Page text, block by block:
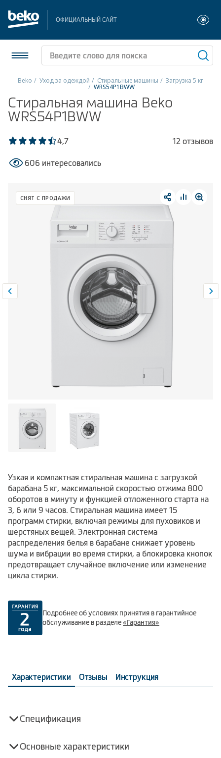
ОФИЦИАЛЬНЫЙ САЙТ
Холодильники и морозильники
Стиральные и сушильные машины
Посудомоечные машины
Плиты
Малая бытовая техника
Климатическая техника
Beko Уход за одеждой Стиральные машины Загрузка 5 кг
WRS54P1BWW
Стиральная машина Beko
WRS54P1BWW
4,7 12 отзывов
606 интересовались
СНЯТ С ПРОДАЖИ
Узкая и компактная стиральная машина с загрузкой
барабана 5 кг, максимальной скоростью отжима 800
оборотов в минуту и функцией отложенного старта на
3, 6 или 9 часов. Стиральная машина имеет 15
программ стирки, включая режимы для пуховиков и
шерстяных вещей. Электронная система
распределения белья в барабане снижает уровень
шума и вибрации во время стирки, а блокировка кнопок
предотвращает случайное включение или изменение
цикла стирки.
Подробнее об условиях принятия в гарантийное
обслуживание в разделе«Гарантия»
Характеристики Отзывы Инструкция
Спецификация
Основные характеристики